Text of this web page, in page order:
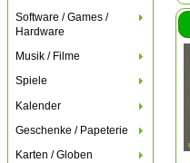
Software / Games /
Hardware
Musik / Filme
Spiele
Kalender
Geschenke / Papeterie
Karten / Globen